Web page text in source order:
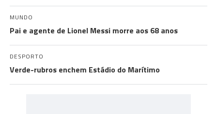
MUNDO
Pai e agente de Lionel Messi morre aos 68 anos
DESPORTO
Verde-rubros enchem Estádio do Marítimo